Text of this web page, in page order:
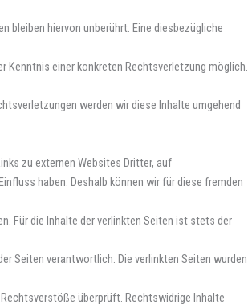
bleiben hiervon unberührt. Eine diesbezügliche
Kenntnis einer konkreten Rechtsverletzung möglich.
werden wir diese Inhalte umgehend
zu externen Websites Dritter, auf
haben. Deshalb können wir für diese fremden
Für die Inhalte der verlinkten Seiten ist stets der
Seiten verantwortlich. Die verlinkten Seiten wurden
überprüft. Rechtswidrige Inhalte